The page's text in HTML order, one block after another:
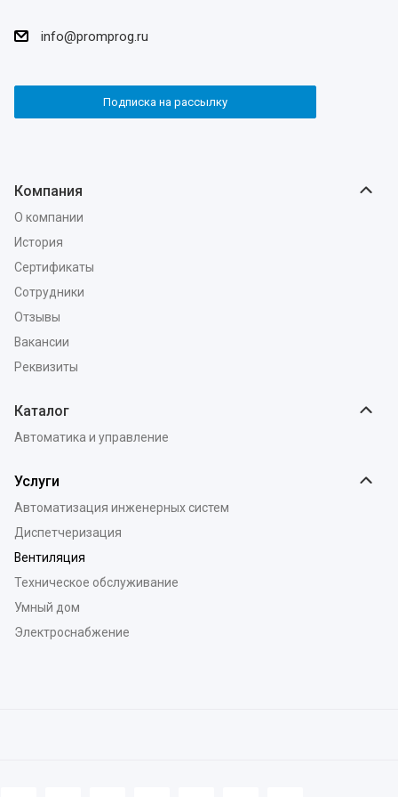
info@promprog.ru
Подписка на рассылку
Компания
О компании
История
Сертификаты
Сотрудники
Отзывы
Вакансии
Реквизиты
Каталог
Автоматика и управление
Услуги
Автоматизация инженерных систем
Диспетчеризация
Вентиляция
Техническое обслуживание
Умный дом
Электроснабжение